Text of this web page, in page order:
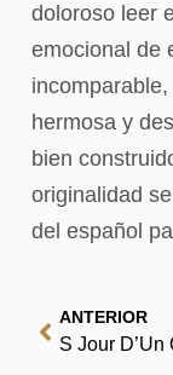
doloroso leer
emocional de
hermosa y
bien
originalidad
del español
ANTERIOR